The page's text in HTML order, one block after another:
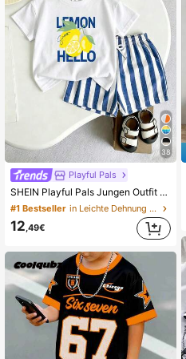
4,89 810K Follower
4,89 810K Follower
4,89 810K Follower
38
Playful Pals
SHEIN Playful Pals Jungen Outfit mit Buchstaben- und Zitronen-Muster Kurzarm T-Shirt und Shorts für den Alltag
#1 Bestseller in Leichte Dehnung T-Shirt-Sets für Jungen
12,49€